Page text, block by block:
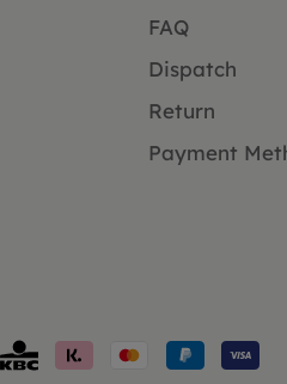
FAQ
Dispatch
Return
Payment